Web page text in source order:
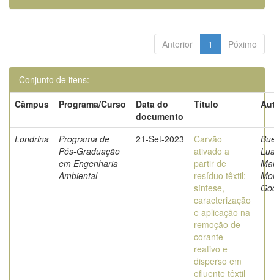
Anterior 1 Póximo
Conjunto de itens:
Câmpus
Programa/Curso
Data do
documento
Título
Londrina
Programa de
Pós-Graduação
em Engenharia
Ambiental
21-Set-2023
Carvão
ativado a
partir de
resíduo têxtil:
síntese,
caracterização
e aplicação na
remoção de
corante
reativo e
disperso em
efluente têxtil